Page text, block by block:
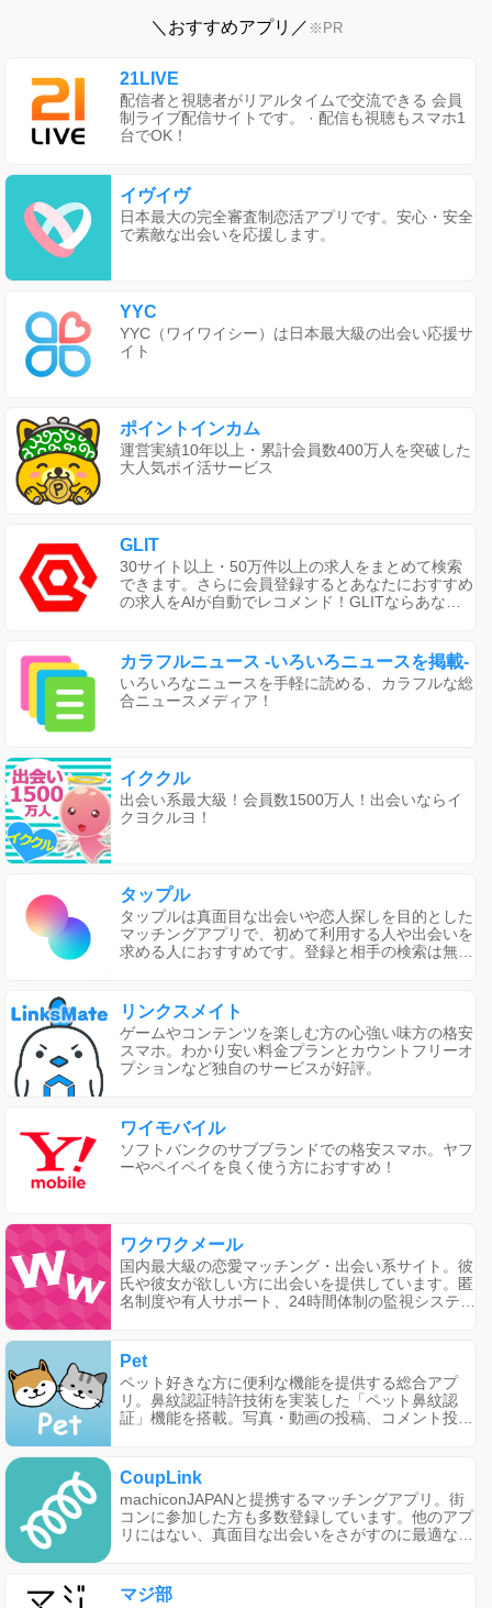
＼おすすめアプリ／ ※PR
21LIVE
配信者と視聴者がリアルタイムで交流できる 会員
制ライブ配信サイトです。 · 配信も視聴もスマホ1
台でOK！
イヴイヴ
日本最大の完全審査制恋活アプリです。安心・安全
で素敵な出会いを応援します。
YYC
YYC（ワイワイシー）は日本最大級の出会い応援サ
イト
ポイントインカム
運営実績10年以上・累計会員数400万人を突破した
大人気ポイ活サービス
GLIT
30サイト以上・50万件以上の求人をまとめて検索
できます。さらに会員登録するとあなたにおすすめ
の求人をAIが自動でレコメンド！GLITならあなた
カラフルニュース -いろいろニュースを掲載-
いろいろなニュースを手軽に読める、カラフルな総
合ニュースメディア！
イククル
出会い系最大級！会員数1500万人！出会いならイ
クヨクルヨ！
タップル
タップルは真面目な出会いや恋人探しを目的とした
マッチングアプリで、初めて利用する人や出会いを
求める人におすすめです。登録と相手の検索は無料
場所ややりたいことを追加し、気になる相手に「い
いかも！」と送ることができます。有料会員プラン
もあり、メッセージ送信機能が利用できます。ま
た、ポイントを購入することでさらに相手に「いい
かも！」をすることができます。タップルは婚活や
リンクスメイト
ゲームやコンテンツを楽しむ方の心強い味方の格安
スマホ。わかり安い料金プランとカウントフリーオ
プションなど独自のサービスが好評。
ワイモバイル
ソフトバンクのサブブランドでの格安スマホ。ヤフ
ーやペイペイを良く使う方におすすめ！
ワクワクメール
国内最大級の恋愛マッチング・出会い系サイト。彼
氏や彼女が欲しい方に出会いを提供しています。匿
名制度や有人サポート、24時間体制の監視システム
Pet
ペット好きな方に便利な機能を提供する総合アプ
リ。鼻紋認証特許技術を実装した「ペット鼻紋認
証」機能を搭載。写真・動画の投稿、コメント投稿
などなどペットに関する事ならなんでもPetにおま
かせ！
CoupLink
machiconJAPANと提携するマッチングアプリ。街
コンに参加した方も多数登録しています。他のアプ
リにはない、真面目な出会いをさがすのに最適な環
マジ部